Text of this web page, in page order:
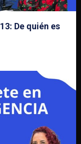
De quién es